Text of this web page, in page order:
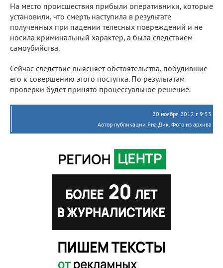
На место происшествия прибыли оперативники, которые
установили, что смерть наступила в результате
полученных при падении телесных повреждений и не
носила криминальный характер, а была следствием
самоубийства.
Сейчас следствие выясняет обстоятельства, побудившие
его к совершению этого поступка. По результатам
проверки будет принято процессуальное решение.
20 ноября 2012 г. 9:55
Автор публикации Яна Дик. Фото из архива